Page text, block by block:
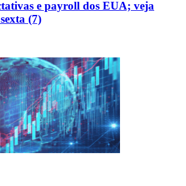
e payroll dos EUA; veja
(7)